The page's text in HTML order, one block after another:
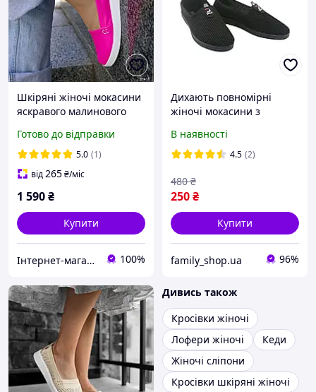
Шкіряні жіночі мокасини
яскравого малинового
Готово до відправки
5.0 (1)
від265₴/міс
1 590₴
Купити
Інтернет-магазин взуття ALLEGRET 100%
Дихають повномірні
жіночі мокасини з
стопу для літа Чорні
В наявності
4.5 (2)
250₴
480 ₴
Купити
family_shop.ua 96%
Дивись також
Кросівки жіночі
Лофери жіночі
Кеди
Жіночі сліпони
Кросівки шкіряні жіночі